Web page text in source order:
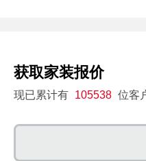
获取家装报价
现已累计有 105538 位客